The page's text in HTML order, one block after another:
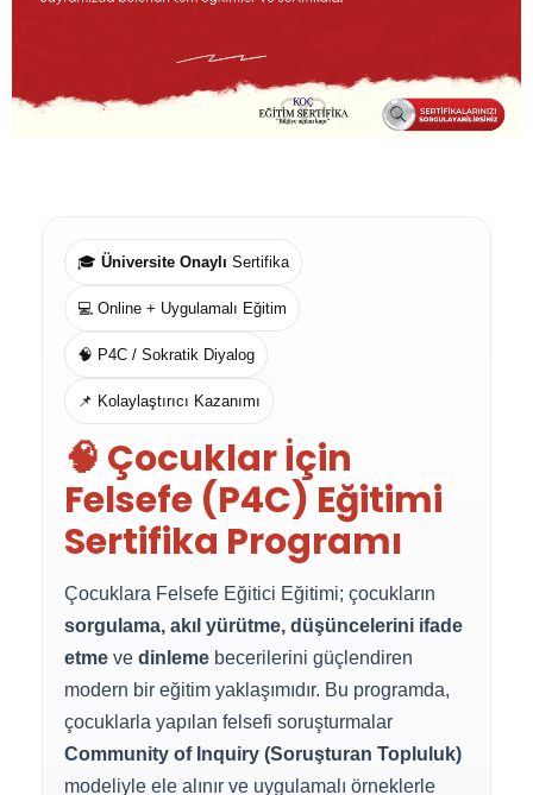
🎓 Üniversite Onaylı Sertifika
💻 Online + Uygulamalı Eğitim
🧠 P4C / Sokratik Diyalog
📌 Kolaylaştırıcı Kazanımı
🧠 Çocuklar İçin
Felsefe (P4C) Eğitimi
Sertifika Programı
Çocuklara Felsefe Eğitici Eğitimi; çocukların
sorgulama, akıl yürütme, düşüncelerini ifade
etme ve dinleme becerilerini güçlendiren
modern bir eğitim yaklaşımıdır. Bu programda,
çocuklarla yapılan felsefi soruşturmalar
Community of Inquiry (Soruşturan Topluluk)
modeliyle ele alınır ve uygulamalı örneklerle